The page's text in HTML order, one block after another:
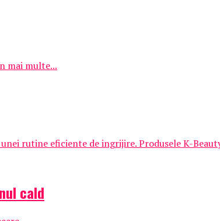
mai multe...
rutine eficiente de ingrijire. Produsele K-
cald